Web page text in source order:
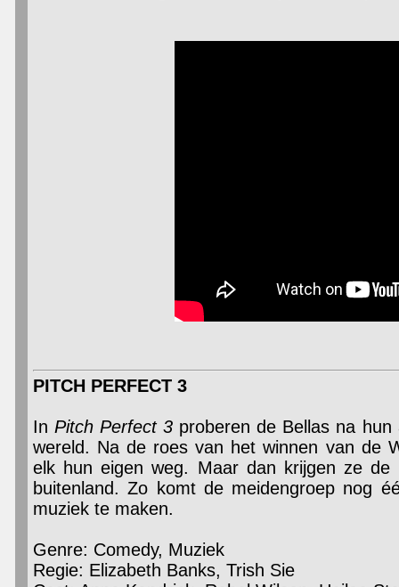
PITCH PERFECT 3
InPitch Perfect 3 proberen de Bellas na
wereld. Na de roes van het winnen van de
elk hun eigen weg. Maar dan krijgen ze
buitenland. Zo komt de meidengroep nog
muziek te maken.
Genre: Comedy, Muziek
Regie: Elizabeth Banks, Trish Sie